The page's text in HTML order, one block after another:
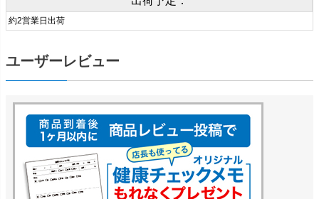
約2営業日出荷
ユーザーレビュー